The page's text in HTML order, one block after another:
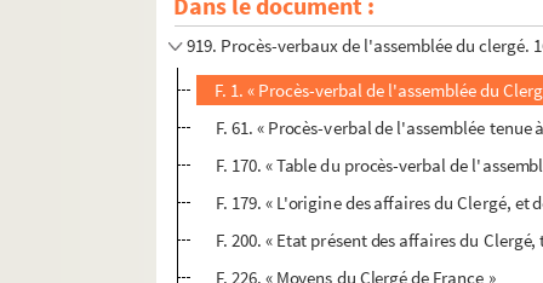
918. Etudes vétérinaires
919. Procès-verbaux de l'assemblée du clergé.
F. 1. « Procès-verbal de l'assemblée du
F. 61. « Procès-verbal de l'assemblée tenue
F. 170. « Table du procès-verbal de
F. 179. « L'origine des affaires du Clergé,
F. 200. « Etat présent des affaires du
F. 226. « Moyens du Clergé de France »